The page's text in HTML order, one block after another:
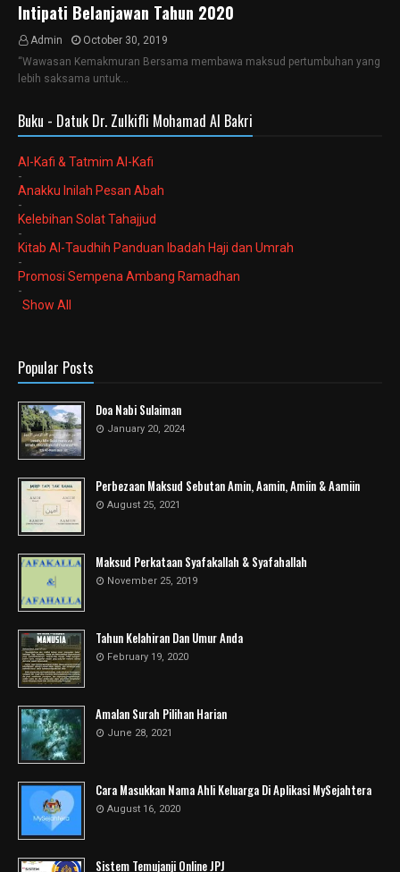
Intipati Belanjawan Tahun 2020
Admin
October 30, 2019
“Wawasan Kemakmuran Bersama membawa maksud pertumbuhan yang
lebih saksama untuk…
Buku - Datuk Dr. Zulkifli Mohamad Al Bakri
Al-Kafi & Tatmim Al-Kafi
-
Anakku Inilah Pesan Abah
-
Kelebihan Solat Tahajjud
-
Kitab Al-Taudhih Panduan Ibadah Haji dan Umrah
-
Promosi Sempena Ambang Ramadhan
-
Show All
Popular Posts
Doa Nabi Sulaiman
January 20, 2024
Perbezaan Maksud Sebutan Amin, Aamin, Amiin & Aamiin
August 25, 2021
Maksud Perkataan Syafakallah & Syafahallah
November 25, 2019
Tahun Kelahiran Dan Umur Anda
February 19, 2020
Amalan Surah Pilihan Harian
June 28, 2021
Cara Masukkan Nama Ahli Keluarga Di Aplikasi MySejahtera
August 16, 2020
Sistem Temujanji Online JPJ